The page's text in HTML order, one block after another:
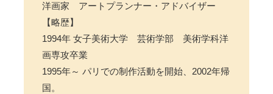
洋画家 アートプランナー・アドバイザー
【略歴】
1994年 女子美術大学 芸術学部 美術学科洋
画専攻卒業
1995年～ パリでの制作活動を開始、2002年帰
国。